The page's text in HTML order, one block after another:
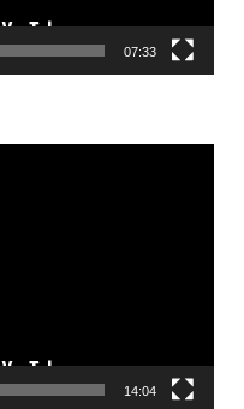
07:33
14:04